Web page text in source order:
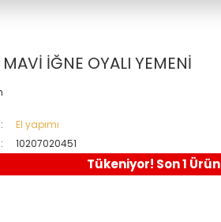
İĞNE OYALI YEMENİ
El yapımı
10207020451
Tükeniyor! Son 1 Ürün